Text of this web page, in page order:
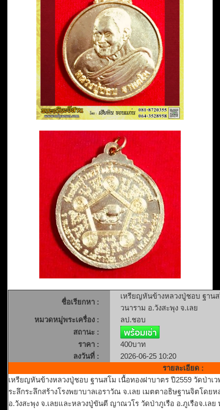
อ.วังสะพุง
ชื่อเรียกหา :
เหรียญหันข้างหลวงปู่ชอบ ฐาน
วนาราม อ.วังสะพุง จ.เลย
หมวดหมู่พระเครื่อง :
ลป.ชอบ
สถานะ :
ราคา :
400บาท
ลงวันที่ :
2026-06-25 10:20
รายละเอียด :
เหรียญหันข้างหลวงปู่ชอบ ฐานสโม เนื้อทองฝาบาตร ปี2559 วัดป่าเ
ระลึกระลึกสร้างโรงพยาบาลเอราวัณ จ.เลย เมตตาอธิษฐานจิตโดย
อ.วังสะพุง จ.เลยและหลวงปู่ขันตี ญาณวโร วัดป่าภูเรือ อ.ภูเรือจ.เ